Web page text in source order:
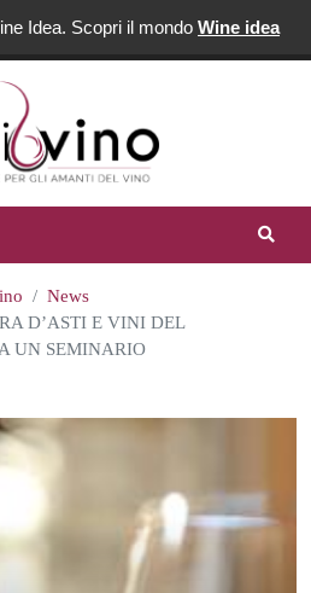
Idea. Scopri il mondo Wine idea
News
D’ASTI E VINI DEL
UN SEMINARIO